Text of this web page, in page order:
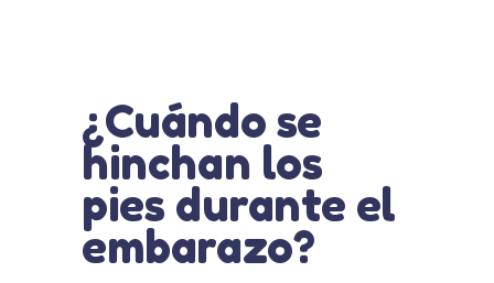
¿Cuándo se
hinchan los
pies durante el
embarazo?